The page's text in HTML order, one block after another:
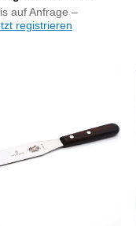
auf Anfrage –
registrieren